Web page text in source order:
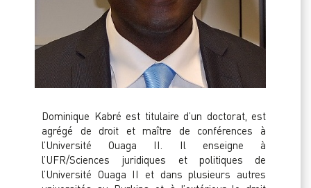
Dominique Kabré est titulaire d’un doctorat, est
agrégé de droit et maître de conférences à
l’Université Ouaga II. Il enseigne à
l’UFR/Sciences juridiques et politiques de
l’Université Ouaga II et dans plusieurs autres